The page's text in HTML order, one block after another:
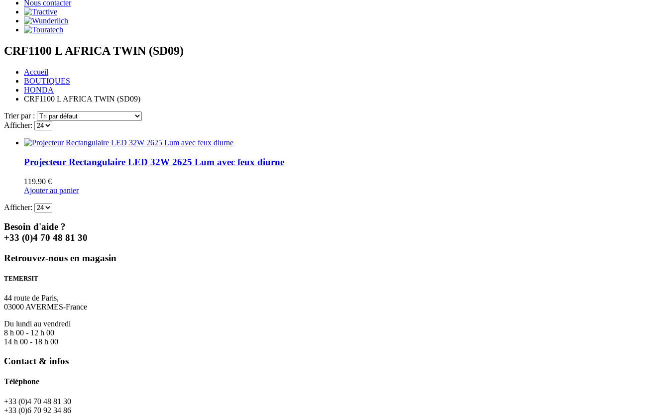
Nous contacter
CRF1100 L AFRICA TWIN (SD09)
Accueil
BOUTIQUES
HONDA
CRF1100 L AFRICA TWIN (SD09)
Trier par :
Afficher:
Projecteur Rectangulaire LED 32W 2625 Lum avec feux diurne
119.90 €
Ajouter au panier
Afficher:
Besoin d'aide ?
+33 (0)4 70 48 81 30
Retrouvez-nous en magasin
TEMERSIT
44 route de Paris,
03000 AVERMES-France
Du lundi au vendredi
8 h 00 - 12 h 00
14 h 00 - 18 h 00
Contact & infos
Téléphone
+33 (0)4 70 48 81 30
+33 (0)6 70 92 34 86